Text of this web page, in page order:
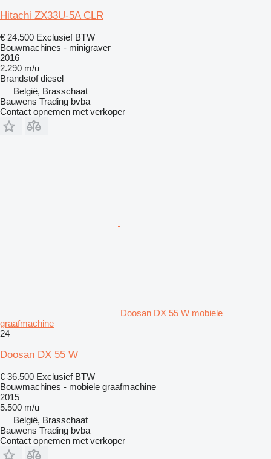
Hitachi ZX33U-5A CLR
€ 24.500 Exclusief BTW
Bouwmachines - minigraver
2016
2.290 m/u
Brandstof diesel
België, Brasschaat
Bauwens Trading bvba
Contact opnemen met verkoper
Doosan DX 55 W mobiele
graafmachine
24
Doosan DX 55 W
€ 36.500 Exclusief BTW
Bouwmachines - mobiele graafmachine
2015
5.500 m/u
België, Brasschaat
Bauwens Trading bvba
Contact opnemen met verkoper